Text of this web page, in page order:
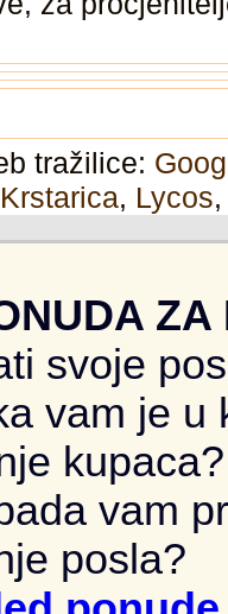
tražilice:
Krstarica, Lycos
ZA
svoje
vam je
vam
posla?